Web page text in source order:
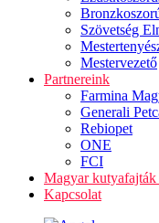
Szövetség
Mestervezető
Partnereink
Farmina
Generali
Rebiopet
ONE
FCI
Magyar kutyafajták
Kapcsolat